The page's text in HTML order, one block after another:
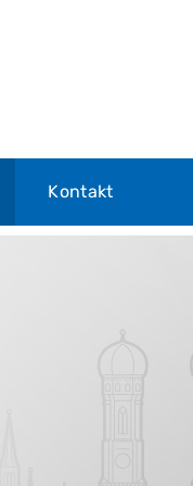
Kontakt